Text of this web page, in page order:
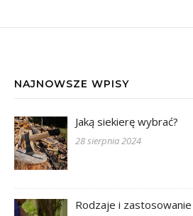
NAJNOWSZE WPISY
Jaką siekierę wybrać?
28 sierpnia 2024
Rodzaje i